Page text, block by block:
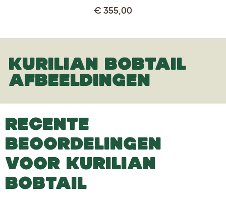
€ 355,00
KURILIAN BOBTAIL
AFBEELDINGEN
RECENTE
BEOORDELINGEN
VOOR KURILIAN
BOBTAIL